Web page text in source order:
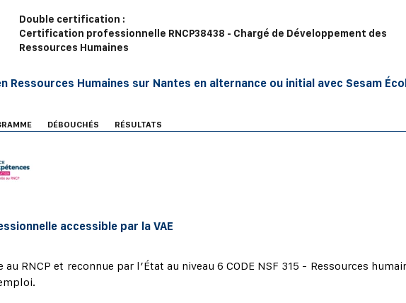
Double certification :
Certification professionnelle RNCP38438 - Chargé de Développement des
Ressources Humaines
Ressources Humaines sur Nantes en alternance ou initial avec Sesam
DÉBOUCHÉS RÉSULTATS
accessible par la VAE
au RNCP et reconnue par l’État au niveau 6 CODE NSF 315 - Ressources